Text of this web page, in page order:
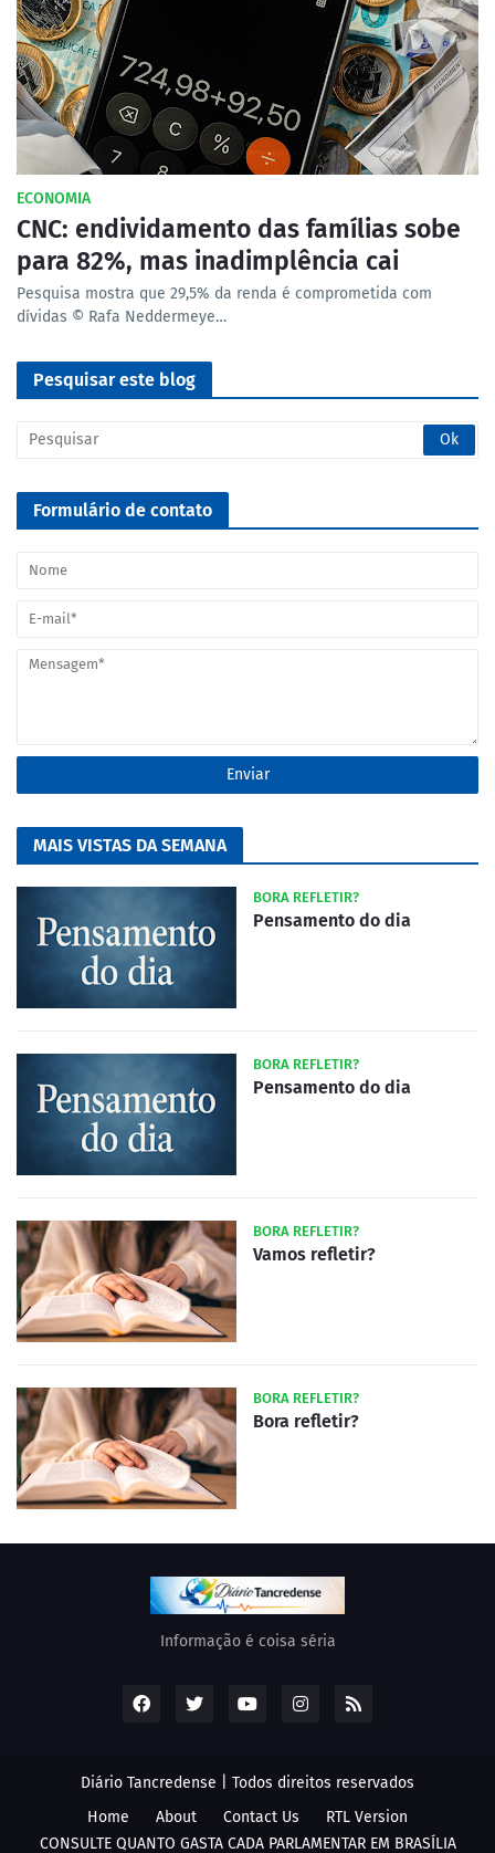
ECONOMIA
CNC: endividamento das famílias sobe
para 82%, mas inadimplência cai
Pesquisa mostra que 29,5% da renda é comprometida com
dívidas © Rafa Neddermeye…
Pesquisar este blog
Formulário de contato
MAIS VISTAS DA SEMANA
BORA REFLETIR?
Pensamento do dia
BORA REFLETIR?
Pensamento do dia
BORA REFLETIR?
Vamos refletir?
BORA REFLETIR?
Bora refletir?
Informação é coisa séria
Diário Tancredense | Todos direitos reservados
Home
About Contact Us
RTL Version
CONSULTE QUANTO GASTA CADA PARLAMENTAR EM BRASÍLIA